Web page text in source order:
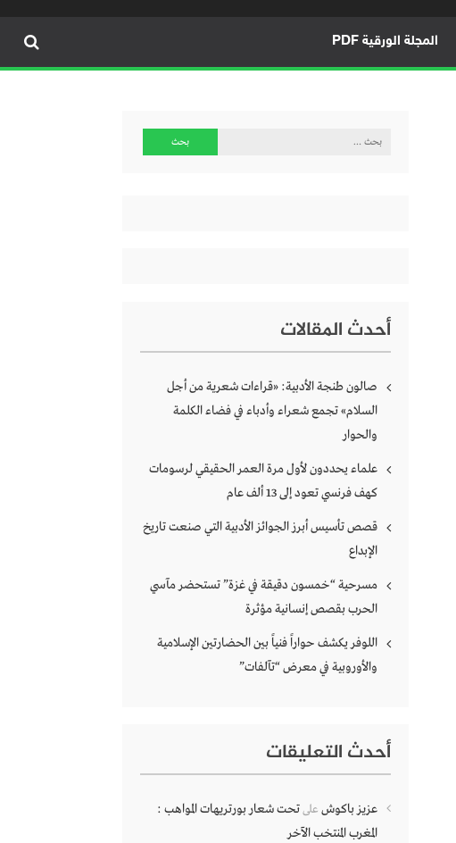
المجلة الورقية PDF
البحث
أحدث المقالات
صالون طنجة الأدبية: «قراءات شعرية من أجل
السلام» تجمع شعراء وأدباء في فضاء الكلمة
والحوار
علماء يحددون لأول مرة العمر الحقيقي لرسومات
كهف فرنسي تعود إلى 13 ألف عام
قصص تأسيس أبرز الجوائز الأدبية التي صنعت تاريخ
الإبداع
مسرحية “خمسون دقيقة في غزة” تستحضر مآسي
الحرب بقصص إنسانية مؤثرة
اللوفر يكشف حواراً فنياً بين الحضارتين الإسلامية
والأوروبية في معرض “تآلفات”
أحدث التعليقات
عزيز باكوش علىتحت شعار بورتريهات المواهب :
المغرب المنتخب الآخر